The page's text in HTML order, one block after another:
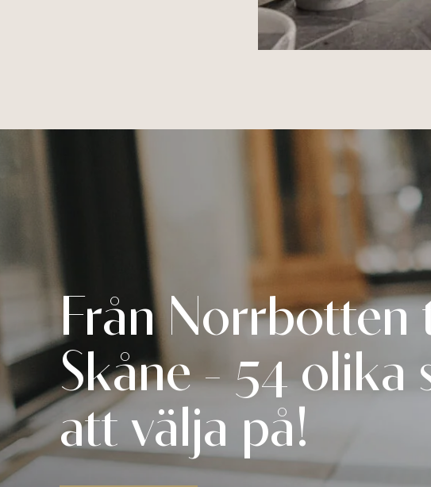
Från Norrbotten
Skåne - 54 olika
att välja på!